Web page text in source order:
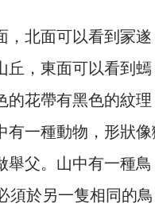
，北面可以看到冡遂
丘，東面可以看到䗡
的花帶有黑色的紋
有一種動物，形狀
舉父。山中有一種
於另一隻相同的鳥